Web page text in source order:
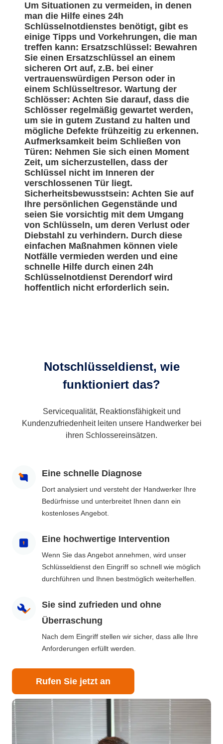
Um Situationen zu vermeiden, in denen
man die Hilfe eines 24h
Schlüsselnotdienstes benötigt, gibt es
einige Tipps und Vorkehrungen, die man
treffen kann: Ersatzschlüssel: Bewahren
Sie einen Ersatzschlüssel an einem
sicheren Ort auf, z.B. bei einer
vertrauenswürdigen Person oder in
einem Schlüsseltresor. Wartung der
Schlösser: Achten Sie darauf, dass die
Schlösser regelmäßig gewartet werden,
um sie in gutem Zustand zu halten und
mögliche Defekte frühzeitig zu erkennen.
Aufmerksamkeit beim Schließen von
Türen: Nehmen Sie sich einen Moment
Zeit, um sicherzustellen, dass der
Schlüssel nicht im Inneren der
verschlossenen Tür liegt.
Sicherheitsbewusstsein: Achten Sie auf
Ihre persönlichen Gegenstände und
seien Sie vorsichtig mit dem Umgang
von Schlüsseln, um deren Verlust oder
Diebstahl zu verhindern. Durch diese
einfachen Maßnahmen können viele
Notfälle vermieden werden und eine
schnelle Hilfe durch einen 24h
Schlüsselnotdienst Derendorf wird
hoffentlich nicht erforderlich sein.
Notschlüsseldienst, wie
funktioniert das?
Servicequalität, Reaktionsfähigkeit und
Kundenzufriedenheit leiten unsere Handwerker bei
ihren Schlossereinsätzen.
Eine schnelle Diagnose
Dort analysiert und versteht der Handwerker Ihre
Bedürfnisse und unterbreitet Ihnen dann ein
kostenloses Angebot.
Eine hochwertige Intervention
Wenn Sie das Angebot annehmen, wird unser
Schlüsseldienst den Eingriff so schnell wie möglich
durchführen und Ihnen bestmöglich weiterhelfen.
Sie sind zufrieden und ohne
Überraschung
Nach dem Eingriff stellen wir sicher, dass alle Ihre
Anforderungen erfüllt werden.
Rufen Sie jetzt an